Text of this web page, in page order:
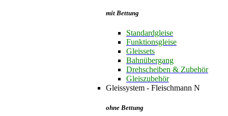
mit Bettung
Standardgleise
Funktionsgleise
Gleissets
Bahnübergang
Drehscheiben & Zubehör
Gleiszubehör
Gleissystem - Fleischmann N
ohne Bettung